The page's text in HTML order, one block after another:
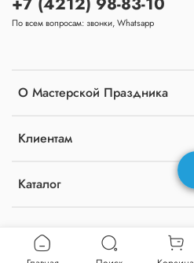
О Мастерской Праздника
Клиентам
Каталог
По всем вопросам: звонки, Whatsapp